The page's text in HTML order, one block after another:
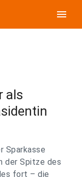
menu
als
Sparkasse
der Spitze des
fort – die